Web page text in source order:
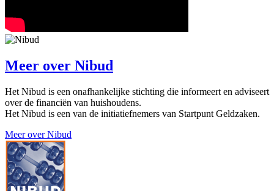
Meer over Nibud
Het Nibud is een onafhankelijke stichting die informeert en adviseert
over de financiën van huishoudens.
Het Nibud is een van de initiatiefnemers van Startpunt Geldzaken.
Meer over Nibud